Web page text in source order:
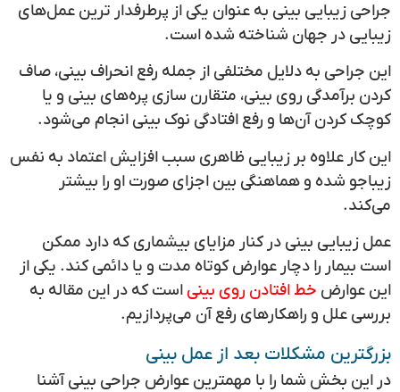
جراحی زیبایی بینی به عنوان یکی از پرطرفدار ترین عمل‌های
زیبایی در جهان شناخته شده است.
این جراحی به دلایل مختلفی از جمله رفع انحراف بینی، صاف
کردن برآمدگی روی بینی، متقارن سازی پره‌های بینی و یا
کوچک کردن آن‌ها و رفع افتادگی نوک بینی انجام می‌شود.
این کار علاوه بر زیبایی ظاهری سبب افزایش اعتماد به نفس
زیباجو شده و هماهنگی بین اجزای صورت او را بیشتر
می‌کند.
عمل زیبایی بینی در کنار مزایای بیشماری که دارد ممکن
است بیمار را دچار عوارض کوتاه مدت و یا دائمی کند. یکی از
این عوارض خط افتادن روی بینیاست که در این مقاله به
بررسی علل و راهکارهای رفع آن می‌پردازیم.
بزرگترین مشکلات بعد از عمل بینی
در این بخش شما را با مهمترین عوارض جراحی بینی آشنا